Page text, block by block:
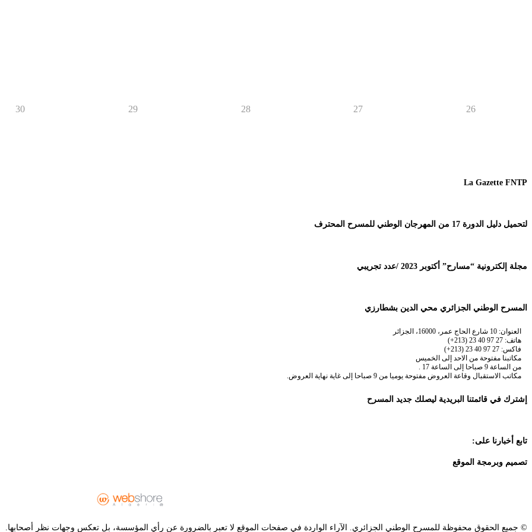
26
27
28
29
30
La Gazette FNTP
لتحميل دليل الدورة 17 من المهرجان الوطني للمسرح المحترف
مجلة إلكترونية “مسارح” أكتوبر 2023 /عدد تجريبي
المسرح الوطني الجزائري محي الدين بشطارزي
العنوان: 10 شارع الحاج عمر، 16000، الجزائر
هاتف: 27 97 40 23 (213+)
فاكس: 27 97 40 23 (213+)
مكاتبنا مفتوحة من الاحد إلى الخميس
من الساعة 9 صباحا إلى الساعة 17 .
مكاتب الاستقبال وقاعة العروض مفتوحة يوميا من 9 صباحا إلى غاية نهاية العروض.
إشترك في قائمتنا البريدية ليصلك جديد المسرح
تابع أخبارنا على:
تصميم وبرمجة الموقع
© جميع الحقوق محفوظة للمسرح الوطني الجزائري. الآراء الواردة في صفحات الموقع لا تعبر بالضرورة عن رأي المؤسسة، بل تعكس وجهات نظر أصحابها.